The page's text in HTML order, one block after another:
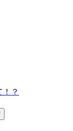
？